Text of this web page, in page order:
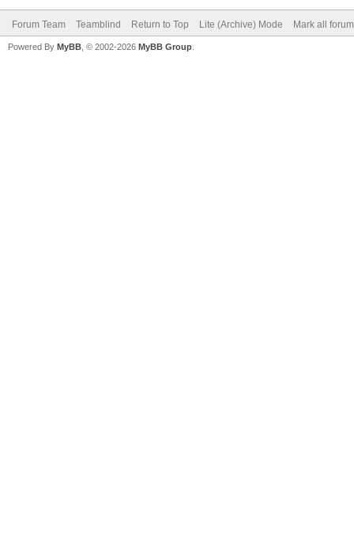
Forum Team Teamblind Return to Top Lite (Archive) Mode Mark all
Powered By MyBB , © 2002-2026 MyBB Group